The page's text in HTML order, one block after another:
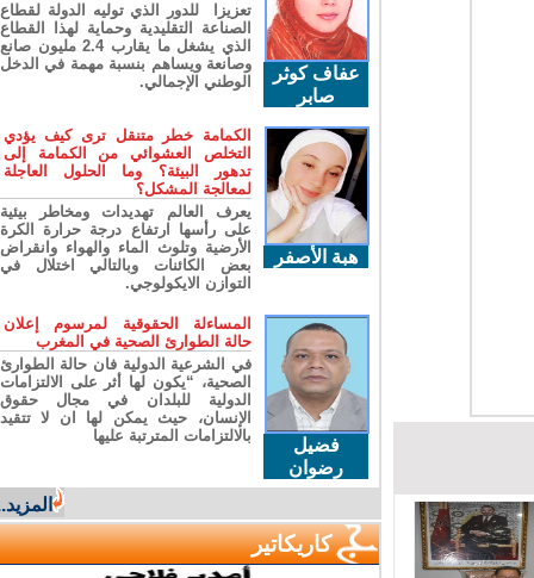
عفاف كوثر
صابر
تعزيزا للدور الذي توليه الدولة لقطاع
الصناعة التقليدية وحماية لهذا القطاع
الذي يشغل ما يقارب 2.4 مليون صانع
وصانعة ويساهم بنسبة مهمة في الدخل
الوطني الإجمالي.
هبة الأصفر
الكمامة خطر متنقل ترى كيف يؤدي
التخلص العشوائي من الكمامة إلى
تدهور البيئة؟ وما الحلول العاجلة
لمعالجة المشكل؟
يعرف العالم تهديدات ومخاطر بيئية
على رأسها ارتفاع درجة حرارة الكرة
الأرضية وتلوث الماء والهواء وانقراض
بعض الكائنات وبالتالي اختلال في
التوازن الايكولوجي.
فضيل
رضوان
المساءلة الحقوقية لمرسوم إعلان
حالة الطوارئ الصحية في المغرب
في الشرعية الدولية فان حالة الطوارئ
الصحية، “يكون لها أثر على الالتزامات
الدولية للبلدان في مجال حقوق
الإنسان، حيث يمكن لها ان لا تتقيد
بالالتزامات المترتبة عليها
المزيد...
كاريكاتير